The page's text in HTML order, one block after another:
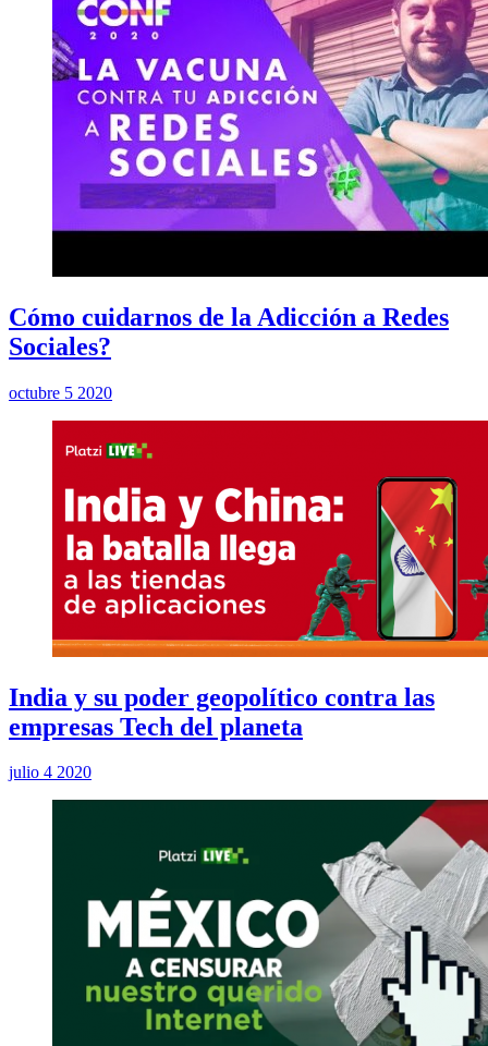
Cómo cuidarnos de la Adicción a Redes
Sociales?
octubre 5 2020
India y su poder geopolítico contra las
empresas Tech del planeta
julio 4 2020